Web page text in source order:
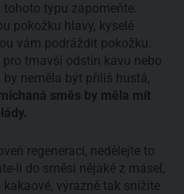
typu zapomeňte.
pokožku hlavy, kyselé
vám podráždit pokožku.
pro tmavší odstín kávu nebo
by neměla být příliš hustá,
směs by měla mít
regeneraci, nedělejte to
li do směsi nějaké z másel,
výrazně tak snížíte